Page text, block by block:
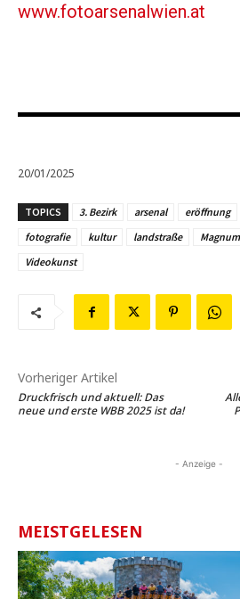
www.fotoarsenalwien.at
20/01/2025
TOPICS 3. Bezirk arsenal eröffnung
fotografie
kultur landstraße
Videokunst
Vorheriger Artikel
Druckfrisch und aktuell: Das
neue und erste WBB 2025 ist da!
- Anzeige -
MEISTGELESEN